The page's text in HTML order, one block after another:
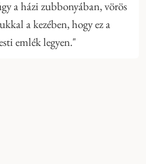
a házi zubbonyában, vörös
a kezében, hogy ez a
emlék legyen."